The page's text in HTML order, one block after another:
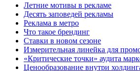
Летние мотивы в рекламе
Десять заповедей рекламы
Реклама в метро
Что такое брендинг
Ставки в новом сезоне
Измерительная линейка для
«Критические точки» аудита
Ценообразование внутри